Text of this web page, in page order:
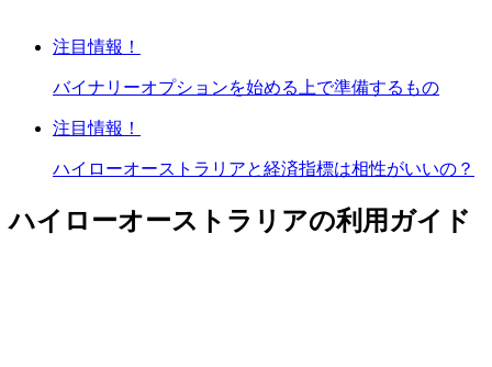
注目情報！
バイナリーオプションを始める上で準備するもの
注目情報！
ハイローオーストラリアと経済指標は相性がいいの？
ハイローオーストラリアの利用ガイド